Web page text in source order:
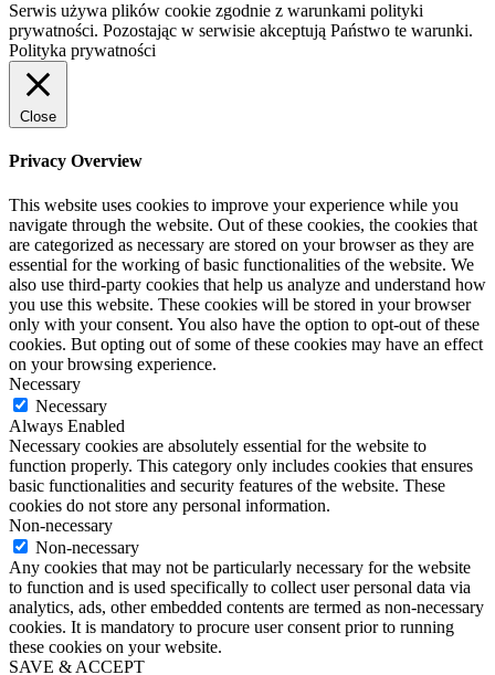
Serwis używa plików cookie zgodnie z warunkami polityki
prywatności. Pozostając w serwisie akceptują Państwo te warunki.
Polityka prywatności
Close
Privacy Overview
This website uses cookies to improve your experience while you
navigate through the website. Out of these cookies, the cookies that
are categorized as necessary are stored on your browser as they are
essential for the working of basic functionalities of the website. We
also use third-party cookies that help us analyze and understand how
you use this website. These cookies will be stored in your browser
only with your consent. You also have the option to opt-out of these
cookies. But opting out of some of these cookies may have an effect
on your browsing experience.
Necessary
Necessary
Always Enabled
Necessary cookies are absolutely essential for the website to
function properly. This category only includes cookies that ensures
basic functionalities and security features of the website. These
cookies do not store any personal information.
Non-necessary
Non-necessary
Any cookies that may not be particularly necessary for the website
to function and is used specifically to collect user personal data via
analytics, ads, other embedded contents are termed as non-necessary
cookies. It is mandatory to procure user consent prior to running
these cookies on your website.
SAVE & ACCEPT